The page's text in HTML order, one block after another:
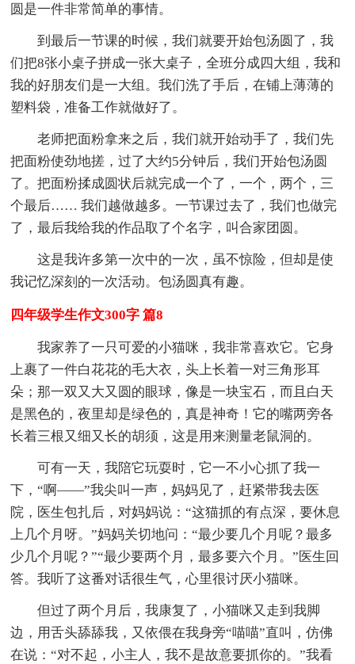
圆是一件非常简单的事情。
到最后一节课的时候，我们就要开始包汤圆了，我
们把8张小桌子拼成一张大桌子，全班分成四大组，我和
我的好朋友们是一大组。我们洗了手后，在铺上薄薄的
塑料袋，准备工作就做好了。
老师把面粉拿来之后，我们就开始动手了，我们先
把面粉使劲地搓，过了大约5分钟后，我们开始包汤圆
了。把面粉揉成圆状后就完成一个了，一个，两个，三
个最后…… 我们越做越多。一节课过去了，我们也做完
了，最后我给我的作品取了个名字，叫合家团圆。
这是我许多第一次中的一次，虽不惊险，但却是使
我记忆深刻的一次活动。包汤圆真有趣。
四年级学生作文300字 篇8
我家养了一只可爱的小猫咪，我非常喜欢它。它身
上裹了一件白花花的毛大衣，头上长着一对三角形耳
朵；那一双又大又圆的眼球，像是一块宝石，而且白天
是黑色的，夜里却是绿色的，真是神奇！它的嘴两旁各
长着三根又细又长的胡须，这是用来测量老鼠洞的。
可有一天，我陪它玩耍时，它一不小心抓了我一
下，“啊——”我尖叫一声，妈妈见了，赶紧带我去医
院，医生包扎后，对妈妈说：“这猫抓的有点深，要休息
上几个月呀。”妈妈关切地问：“最少要几个月呢？最多
少几个月呢？”“最少要两个月，最多要六个月。”医生回
答。我听了这番对话很生气，心里很讨厌小猫咪。
但过了两个月后，我康复了，小猫咪又走到我脚
边，用舌头舔舔我，又依偎在我身旁“喵喵”直叫，仿佛
在说：“对不起，小主人，我不是故意要抓你的。”我看